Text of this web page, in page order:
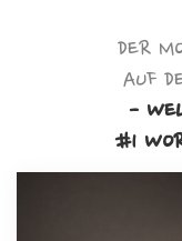
DER
AUF
-
#1